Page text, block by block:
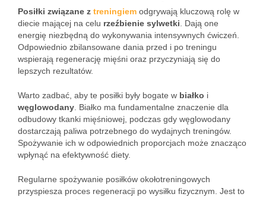
Posiłki związane z treningiem odgrywają kluczową rolę w
diecie mającej na celu rzeźbienie sylwetki . Dają one
energię niezbędną do wykonywania intensywnych ćwiczeń.
Odpowiednio zbilansowane dania przed i po treningu
wspierają regenerację mięśni oraz przyczyniają się do
lepszych rezultatów.
Warto zadbać, aby te posiłki były bogate w białko i
węglowodany . Białko ma fundamentalne znaczenie dla
odbudowy tkanki mięśniowej, podczas gdy węglowodany
dostarczają paliwa potrzebnego do wydajnych treningów.
Spożywanie ich w odpowiednich proporcjach może znacząco
wpłynąć na efektywność diety.
Regularne spożywanie posiłków okołotreningowych
przyspiesza proces regeneracji po wysiłku fizycznym. Jest to